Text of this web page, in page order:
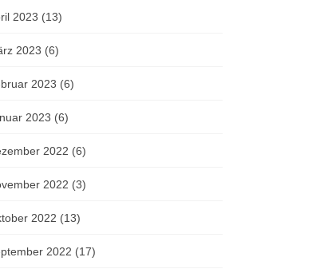
2023 (13)
2023 (6)
2023 (6)
2023 (6)
2022 (6)
2022 (3)
2022 (13)
2022 (17)